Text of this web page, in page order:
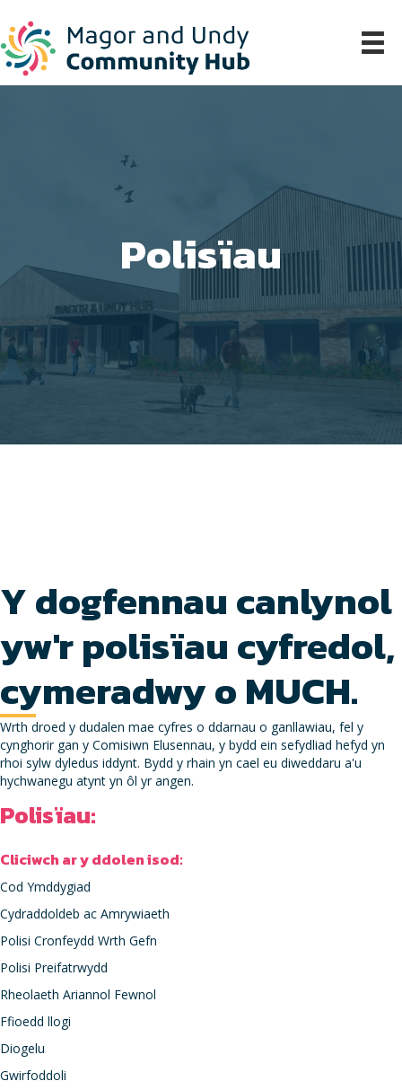
Polisïau
Y dogfennau canlynol
yw'r polisïau cyfredol,
cymeradwy o MUCH.
Wrth droed y dudalen mae cyfres o ddarnau o ganllawiau, fel y
cynghorir gan y Comisiwn Elusennau, y bydd ein sefydliad hefyd yn
rhoi sylw dyledus iddynt. Bydd y rhain yn cael eu diweddaru a'u
hychwanegu atynt yn ôl yr angen.
Polisïau:
Cliciwch ar y ddolen isod:
Cod Ymddygiad
Cydraddoldeb ac Amrywiaeth
Polisi Cronfeydd Wrth Gefn
Polisi Preifatrwydd
Rheolaeth Ariannol Fewnol
Ffioedd llogi
Diogelu
Gwirfoddoli